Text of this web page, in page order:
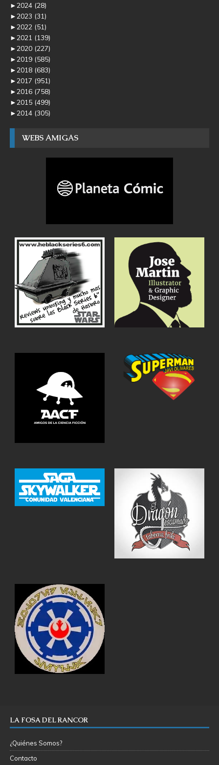
►2024 (28)
►2023 (31)
►2022 (51)
►2021 (139)
►2020 (227)
►2019 (585)
►2018 (683)
►2017 (951)
►2016 (758)
►2015 (499)
►2014 (305)
WEBS AMIGAS
LA FOSA DEL RANCOR
¿Quiénes Somos?
Contacto